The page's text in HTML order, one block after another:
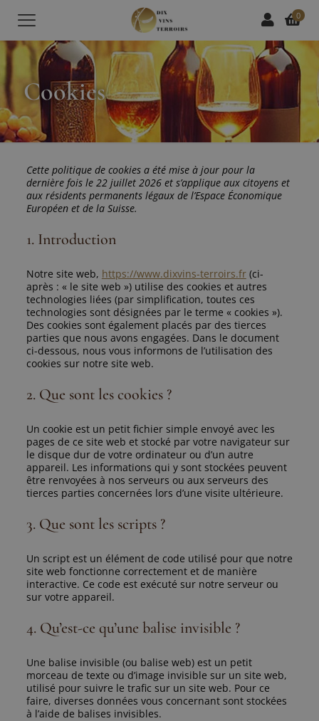
0
Cookies
Cette politique de cookies a été mise à jour pour la
dernière fois le 22 juillet 2026 et s’applique aux citoyens et
aux résidents permanents légaux de l’Espace Économique
Européen et de la Suisse.
1. Introduction
Notre site web, https://www.dixvins-terroirs.fr(ci-
après : « le site web ») utilise des cookies et autres
technologies liées (par simplification, toutes ces
technologies sont désignées par le terme « cookies »).
Des cookies sont également placés par des tierces
parties que nous avons engagées. Dans le document
ci-dessous, nous vous informons de l’utilisation des
cookies sur notre site web.
2. Que sont les cookies ?
Un cookie est un petit fichier simple envoyé avec les
pages de ce site web et stocké par votre navigateur sur
le disque dur de votre ordinateur ou d’un autre
appareil. Les informations qui y sont stockées peuvent
être renvoyées à nos serveurs ou aux serveurs des
tierces parties concernées lors d’une visite ultérieure.
3. Que sont les scripts ?
Un script est un élément de code utilisé pour que notre
site web fonctionne correctement et de manière
interactive. Ce code est exécuté sur notre serveur ou
sur votre appareil.
4. Qu’est-ce qu’une balise invisible ?
Une balise invisible (ou balise web) est un petit
morceau de texte ou d’image invisible sur un site web,
utilisé pour suivre le trafic sur un site web. Pour ce
faire, diverses données vous concernant sont stockées
à l’aide de balises invisibles.